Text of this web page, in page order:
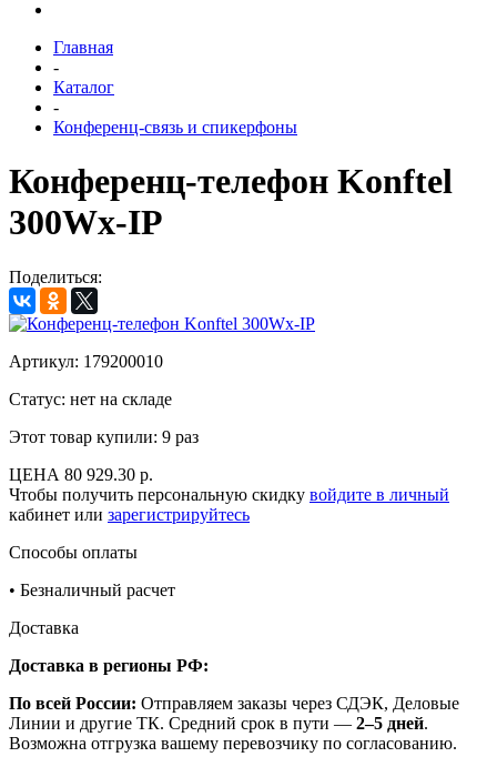
Главная
-
Каталог
-
Конференц-связь и спикерфоны
Конференц-телефон Konftel
300Wx-IP
Поделиться:
Артикул: 179200010
Статус: нет на складе
Этот товар купили: 9 раз
ЦЕНА 80 929.30 р.
Чтобы получить персональную скидку войдите в личный
кабинет или зарегистрируйтесь
Способы оплаты
• Безналичный расчет
Доставка
Доставка в регионы РФ:
По всей России: Отправляем заказы через СДЭК, Деловые
Линии и другие ТК. Средний срок в пути — 2–5 дней.
Возможна отгрузка вашему перевозчику по согласованию.